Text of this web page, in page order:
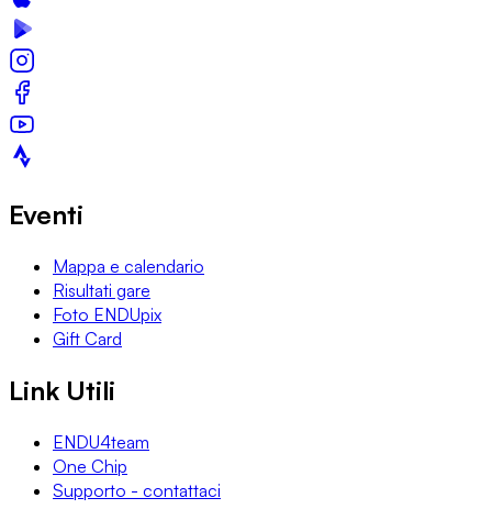
Eventi
Mappa e calendario
Risultati gare
Foto ENDUpix
Gift Card
Link Utili
ENDU4team
One Chip
Supporto - contattaci